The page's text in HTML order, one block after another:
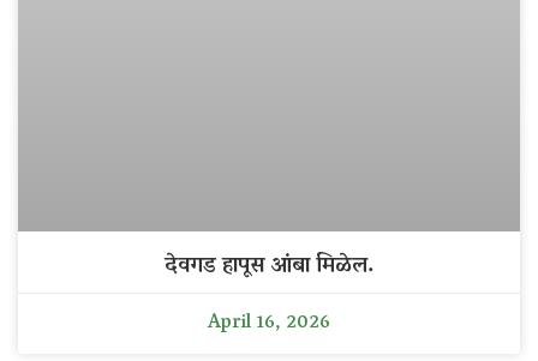
देवगड हापूस आंबा मिळेल.
April 16, 2026